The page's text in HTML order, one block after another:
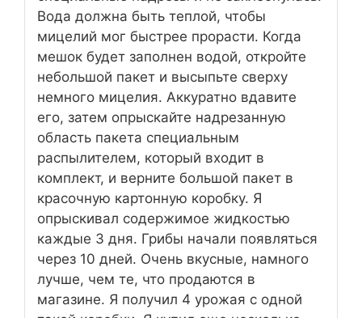
Вода должна быть теплой, чтобы
мицелий мог быстрее прорасти. Когда
мешок будет заполнен водой, откройте
небольшой пакет и высыпьте сверху
немного мицелия. Аккуратно вдавите
его, затем опрыскайте надрезанную
область пакета специальным
распылителем, который входит в
комплект, и верните большой пакет в
красочную картонную коробку. Я
опрыскивал содержимое жидкостью
каждые 3 дня. Грибы начали появляться
через 10 дней. Очень вкусные, намного
лучше, чем те, что продаются в
магазине. Я получил 4 урожая с одной